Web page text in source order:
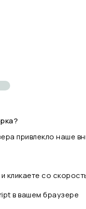
привлекло наше
кликаете со
в вашем браузере